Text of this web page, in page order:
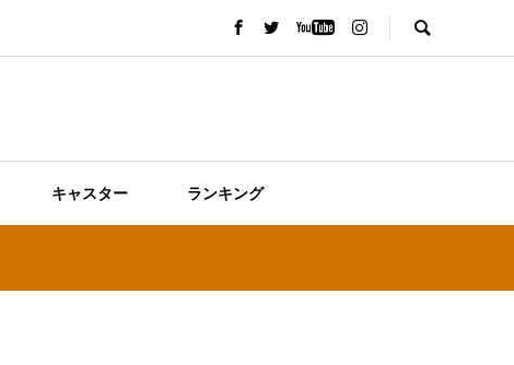
キャスター ランキング